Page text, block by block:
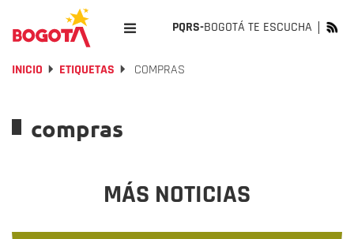
PQRS-BOGOTÁ TE ESCUCHA
INICIO ETIQUETAS COMPRAS
compras
MÁS NOTICIAS